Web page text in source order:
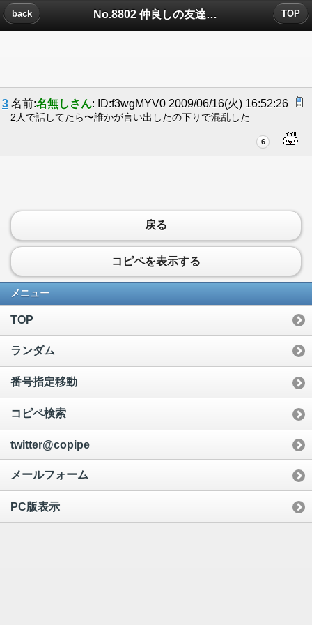
No.8802 仲良しの友達と不思議なケ・イ・ケ・ンについたコメント
back TOP
3 名前:名無しさん: ID:f3wgMYV0 2009/06/16(火) 16:52:26
2人で話してたら〜誰かが言い出したの下りで混乱した
6
戻る
コピペを表示する
メニュー
TOP
ランダム
番号指定移動
コピペ検索
twitter@copipe
メールフォーム
PC版表示